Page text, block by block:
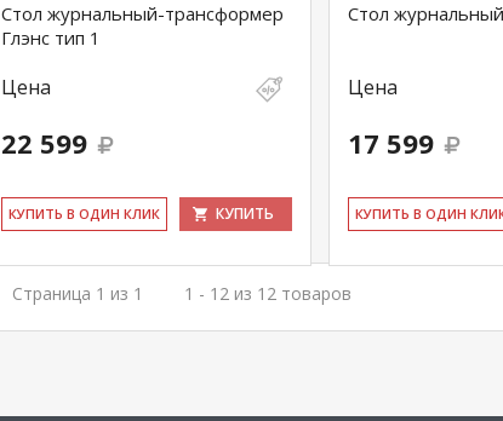
Стол журнальный-трансформер
Глэнс тип 1
Цена
22 599
КУ­ПИТЬ В ОДИН КЛИК КУПИТЬ
Стол
Цена
17 599
КУ­ПИТЬ В ОДИН
Страница 1 из 1 1 - 12 из 12 товаров